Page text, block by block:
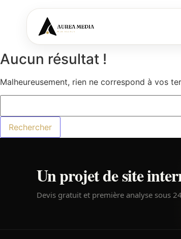
Aucun résultat !
Malheureusement, rien ne correspond à vos
Un projet de site
Devis gratuit et première analyse sous